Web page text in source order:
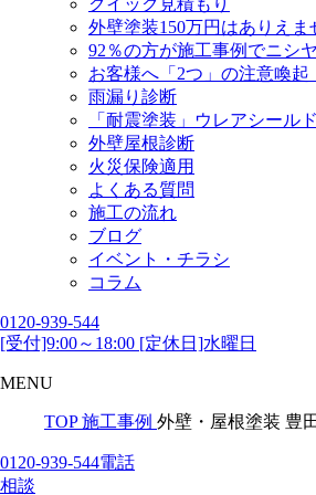
外壁塗装150万円はありえま
92％の方が施工事例でニシ
お客様へ「2つ」の注意喚起
雨漏り診断
「耐震塗装」ウレアシール
外壁屋根診断
火災保険適用
よくある質問
施工の流れ
ブログ
イベント・チラシ
コラム
0120-939-544
[受付]9:00～18:00 [定休日]水曜日
MENU
TOP 施工事例 外壁・屋根塗装 豊
0120-939-544電話
相談